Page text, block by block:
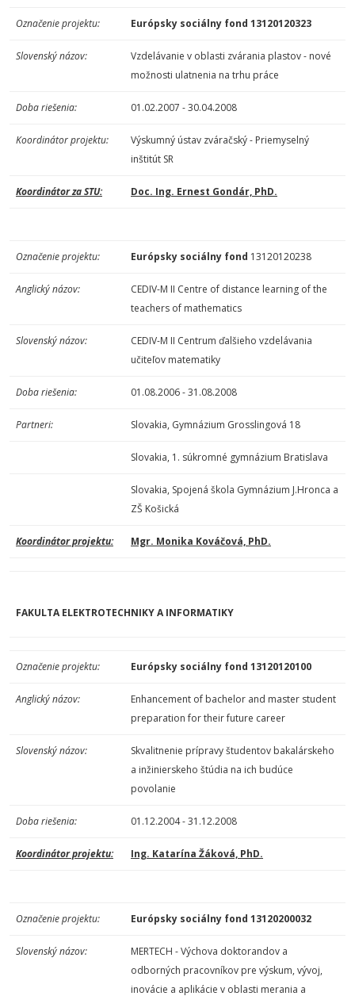
Označenie projektu: Európsky sociálny fond 13120120323
Slovenský názov:
Vzdelávanie v oblasti zvárania plastov - nové
možnosti ulatnenia na trhu práce
Doba riešenia: 01.02.2007 - 30.04.2008
Koordinátor projektu:
Výskumný ústav zváračský - Priemyselný
inštitút SR
Koordinátor za STU: Doc. Ing. Ernest Gondár, PhD.
Označenie projektu: Európsky sociálny fond 13120120238
Anglický názov:
CEDIV-M II Centre of distance learning of the
teachers of mathematics
Slovenský názov:
CEDIV-M II Centrum ďalšieho vzdelávania
učiteľov matematiky
Doba riešenia: 01.08.2006 - 31.08.2008
Partneri: Slovakia, Gymnázium Grosslingová 18
Slovakia, 1. súkromné gymnázium Bratislava
Slovakia, Spojená škola Gymnázium J.Hronca a
ZŠ Košická
Koordinátor projektu: Mgr. Monika Kováčová, PhD.
FAKULTA ELEKTROTECHNIKY A INFORMATIKY
Označenie projektu: Európsky sociálny fond 13120120100
Anglický názov:
Enhancement of bachelor and master student
preparation for their future career
Slovenský názov:
Skvalitnenie prípravy študentov bakalárskeho
a inžinierskeho štúdia na ich budúce
povolanie
Doba riešenia: 01.12.2004 - 31.12.2008
Koordinátor projektu: Ing. Katarína Žáková, PhD.
Označenie projektu: Európsky sociálny fond 13120200032
Slovenský názov:
MERTECH - Výchova doktorandov a
odborných pracovníkov pre výskum, vývoj,
inovácie a aplikácie v oblasti merania a